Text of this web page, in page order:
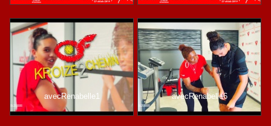
avecRenabelle1 avecRenabelle6